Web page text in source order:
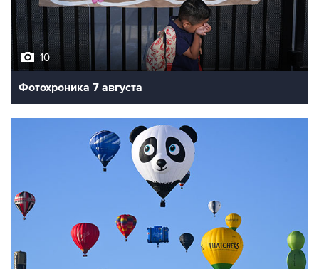
10
Фотохроника 7 августа